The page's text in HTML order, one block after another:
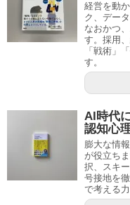
経営を動
ク、デー
なおかつ
す。採用
「戦術」
す。
AI時代
認知心
膨大な情
が役立ち
択、スキ
号接地を
で考える